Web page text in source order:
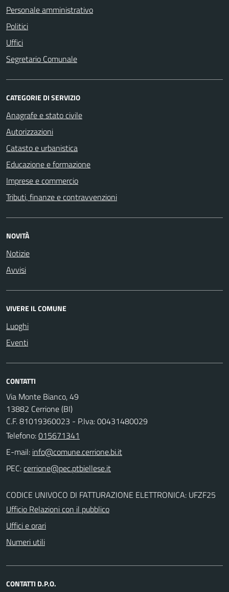
Personale amministrativo
Politici
Uffici
Segretario Comunale
CATEGORIE DI SERVIZIO
Anagrafe e stato civile
Autorizzazioni
Catasto e urbanistica
Educazione e formazione
Imprese e commercio
Tributi, finanze e contravvenzioni
NOVITÀ
Notizie
Avvisi
VIVERE IL COMUNE
Luoghi
Eventi
CONTATTI
Via Monte Bianco, 49
13882 Cerrione (BI)
C.F. 81019360023 - P.Iva: 00431480029
Telefono:015671341
E-mail:
PEC:
CODICE UNIVOCO DI FATTURAZIONE ELETTRONICA: UFZF25
Ufficio Relazioni con il pubblico
Uffici e orari
Numeri utili
CONTATTI D.P.O.